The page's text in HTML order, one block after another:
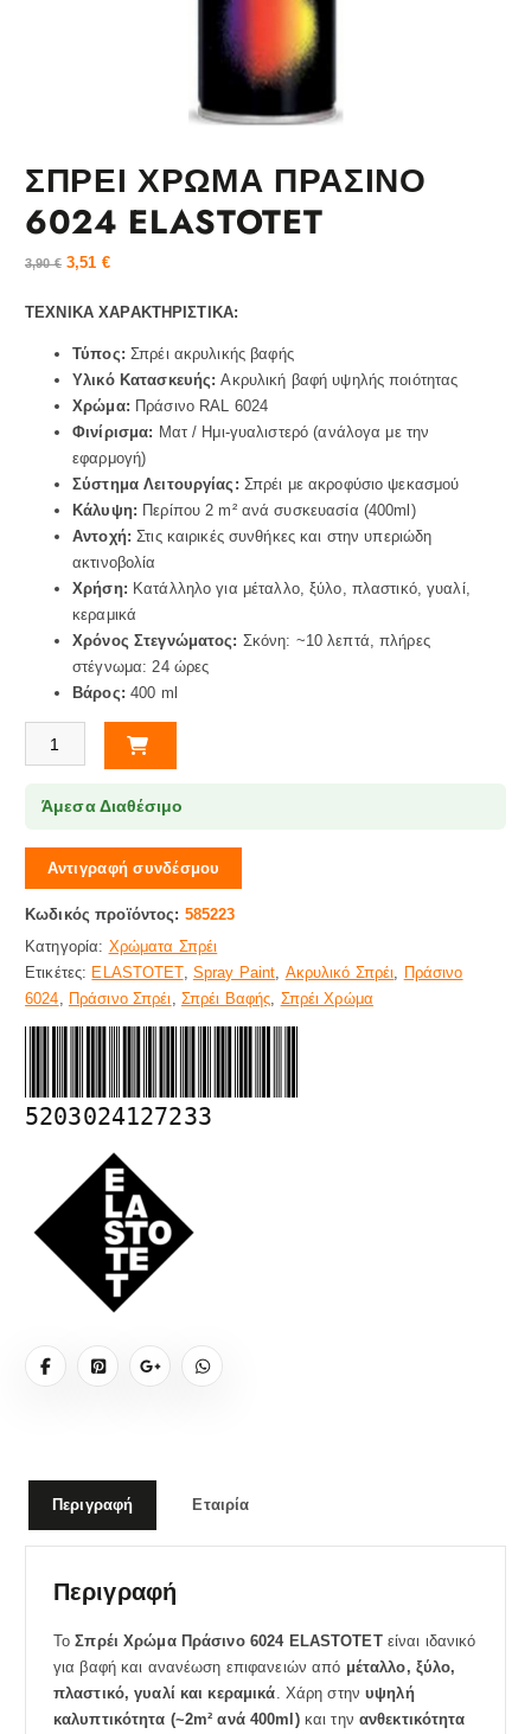
ΣΠΡΕΙ ΧΡΩΜΑ ΠΡΑΣΙΝΟ
6024 ELASTOTET
3,90€ 3,51 €
ΤΕΧΝΙΚΑ ΧΑΡΑΚΤΗΡΙΣΤΙΚΑ:
Τύπος:Σπρέι ακρυλικής βαφής
Υλικό Κατασκευής:Ακρυλική βαφή υψηλής ποιότητας
Χρώμα: Πράσινο RAL 6024
Φινίρισμα: Ματ / Ημι-γυαλιστερό (ανάλογα με την
εφαρμογή)
Σύστημα Λειτουργίας: Σπρέι με ακροφύσιο ψεκασμού
Κάλυψη: Περίπου 2 m² ανά συσκευασία (400ml)
Αντοχή:Στις καιρικές συνθήκες και στην υπεριώδη
ακτινοβολία
Χρήση: Κατάλληλο για μέταλλο, ξύλο, πλαστικό, γυαλί,
κεραμικά
Χρόνος Στεγνώματος: Σκόνη: ~10 λεπτά, πλήρες
στέγνωμα: 24 ώρες
Βάρος:400 ml
ΣΠΡΕΙ ΧΡΩΜΑ ΠΡΑΣΙΝΟ 6024 ELASTOTET ποσότητα
Άμεσα Διαθέσιμο
Αντιγραφή συνδέσμου
Κωδικός προϊόντος: 585223
Κατηγορία: Χρώματα Σπρέι
Ετικέτες: ELASTOTET, Spray Paint Ακρυλικό Σπρέι
Πράσινο
6024
Πράσινο Σπρέι Σπρέι Βαφής Σπρέι Χρώμα
5203024127233
Περιγραφή Εταιρία
Περιγραφή
ΤοΣπρέι Χρώμα Πράσινο 6024 ELASTOTETείναι ιδανικό
για βαφή και ανανέωση επιφανειών από μέταλλο, ξύλο,
πλαστικό, γυαλί και κεραμικά . Χάρη στηνυψηλή
καλυπτικότητα (~2m² ανά 400ml)και την ανθεκτικότητα